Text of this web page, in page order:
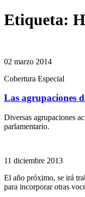
Etiqueta:
02 marzo 2014
Cobertura Especial
Las agrupaciones
Diversas agrupaciones
parlamentario.
11 diciembre 2013
El año próximo, se irá
para incorporar otras